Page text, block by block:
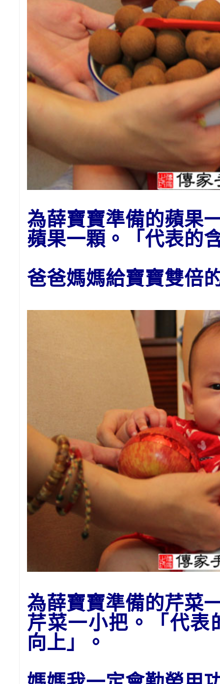
為薛寶寶準備的蘋果
蘋果一顆。「代表的
爸爸媽媽給寶寶雙倍
為薛寶寶準備的芹菜
芹菜一小把。「代表
向上」。